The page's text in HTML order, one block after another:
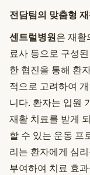
전담팀의 맞춤형
센트럴병원은 재활
료사 등으로 구성
한 협진을 통해 환
적으로 고려하여
니다. 환자는 입원
재활 치료를 받게
할 수 있는 운동 프
리는 환자에게 심
부여하여 치료 효